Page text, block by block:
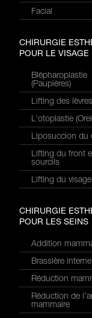
Facial
CHIRURGIE
POUR LE VISAGE
Blépharoplastie
(Paupières)
Lifting des lèvres
L’otoplastie
Liposuccion du
Lifting du front
sourcils
Lifting du visage
CHIRURGIE
POUR LES SEINS
Addition
Brassière interne
Réduction
Réduction de
mammaire